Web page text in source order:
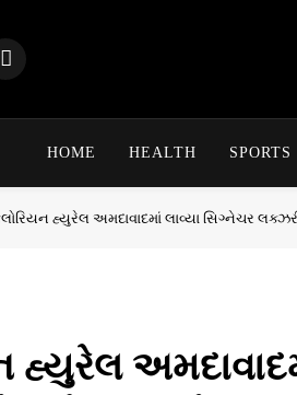
HOME HEALTH SPORTS
હ્યુરેલ અમદાવાદમાં લાવ્યા સિગ્નેચર
હ્યુરેલ